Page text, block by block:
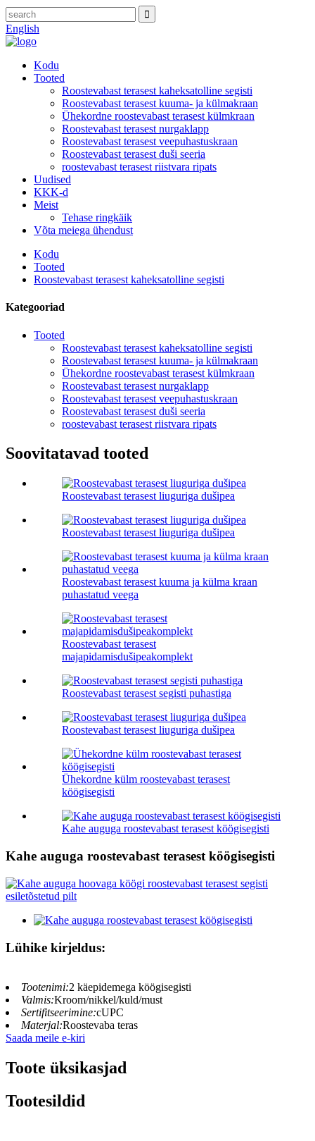
English
Kodu
Tooted
Roostevabast terasest kaheksatolline segisti
Roostevabast terasest kuuma- ja külmakraan
Ühekordne roostevabast terasest külmkraan
Roostevabast terasest nurgaklapp
Roostevabast terasest veepuhastuskraan
Roostevabast terasest duši seeria
roostevabast terasest riistvara ripats
Uudised
KKK-d
Meist
Tehase ringkäik
Võta meiega ühendust
Kodu
Tooted
Roostevabast terasest kaheksatolline segisti
Kategooriad
Tooted
Roostevabast terasest kaheksatolline segisti
Roostevabast terasest kuuma- ja külmakraan
Ühekordne roostevabast terasest külmkraan
Roostevabast terasest nurgaklapp
Roostevabast terasest veepuhastuskraan
Roostevabast terasest duši seeria
roostevabast terasest riistvara ripats
Soovitatavad tooted
Roostevabast terasest liuguriga dušipea
Roostevabast terasest liuguriga dušipea
Roostevabast terasest kuuma ja külma kraan
puhastatud veega
Roostevabast terasest
majapidamisdušipeakomplekt
Roostevabast terasest segisti puhastiga
Roostevabast terasest liuguriga dušipea
Ühekordne külm roostevabast terasest
köögisegisti
Kahe auguga roostevabast terasest köögisegisti
Kahe auguga roostevabast terasest köögisegisti
Lühike kirjeldus:
Tootenimi:2 käepidemega köögisegisti
Valmis:Kroom/nikkel/kuld/must
Sertifitseerimine:cUPC
Materjal:Roostevaba teras
Saada meile e-kiri
Toote üksikasjad
Tootesildid